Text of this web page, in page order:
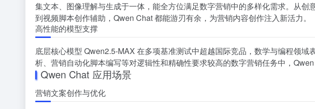
集文本、图像理解与生成于一体，能全方位满足数字营销中的多样化需求。从创
到视频脚本创作辅助，Qwen Chat 都能游刃有余，为营销内容创作注入新活力。
高性能的模型支撑
底层核心模型 Qwen2.5-MAX 在多项基准测试中超越国际竞品，数学与编程领域
析、营销自动化脚本编写等对逻辑性和精确性要求较高的数字营销任务中，
Qwen Chat 应用场景
营销文案创作与优化